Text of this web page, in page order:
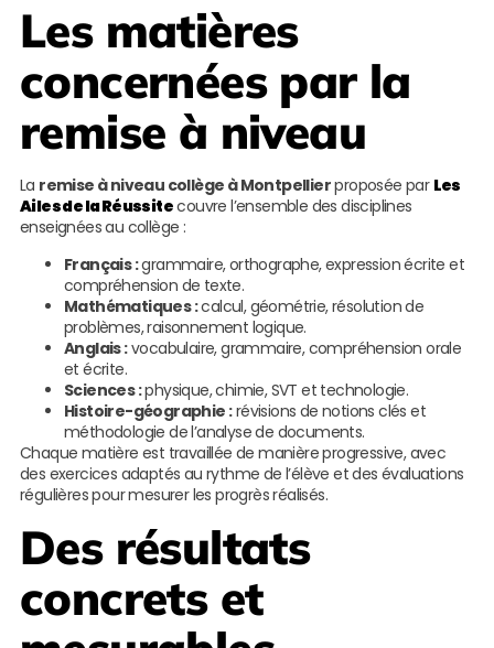
Les matières
concernées par la
remise à niveau
La remise à niveau collège à Montpellierproposée par Les
Ailes de la Réussitecouvre l’ensemble des disciplines
enseignées au collège :
Français :grammaire, orthographe, expression écrite et
compréhension de texte.
Mathématiques :calcul, géométrie, résolution de
problèmes, raisonnement logique.
Anglais :vocabulaire, grammaire, compréhension orale
et écrite.
Sciences :physique, chimie, SVT et technologie.
Histoire-géographie :révisions de notions clés et
méthodologie de l’analyse de documents.
Chaque matière est travaillée de manière progressive, avec
des exercices adaptés au rythme de l’élève et des évaluations
régulières pour mesurer les progrès réalisés.
Des résultats
concrets et